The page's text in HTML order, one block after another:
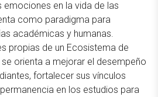
en la vida de las
como paradigma para
académicas y humanas.
propias de un Ecosistema de
orienta a mejorar el desempeño
fortalecer sus vínculos
en los estudios para